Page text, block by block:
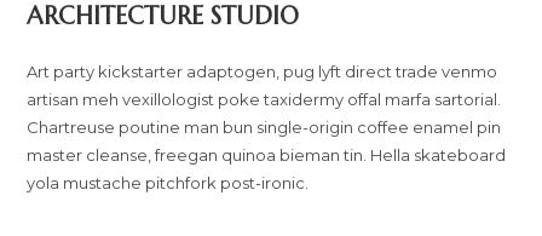
ARCHITECTURE STUDIO
Art party kickstarter adaptogen, pug lyft direct trade venmo
artisan meh vexillologist poke taxidermy offal marfa sartorial.
Chartreuse poutine man bun single-origin coffee enamel pin
master cleanse, freegan quinoa bieman tin. Hella skateboard
yola mustache pitchfork post-ironic.